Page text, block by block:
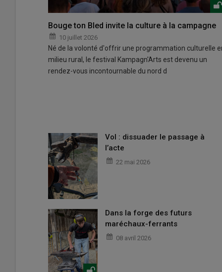
Bouge ton Bled invite la culture à la campagne
10 juillet 2026
Né de la volonté d'offrir une programmation culturelle
milieu rural, le festival Kampagn'Arts est devenu un
rendez-vous incontournable du nord d
Vol : dissuader le passage à
l’acte
22 mai 2026
Dans la forge des futurs
maréchaux-ferrants
08 avril 2026